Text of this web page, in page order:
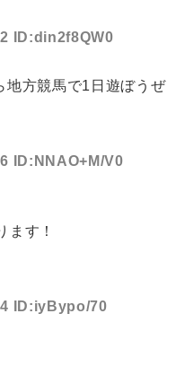
ID:din2f8QW0
地方競馬で1日遊ぼうぜ
ID:NNAO+M/V0
ます！
ID:iyBypo/70